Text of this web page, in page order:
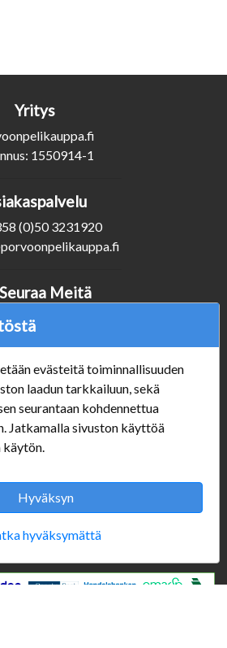
Yritys
1550914-1
(0)50 3231920
ja toimitusehdot
TUOTTEET
Aukioloajat:
Seuraa Meitä
evästeitä toiminnallisuuden
laadun tarkkailuun, sekä
seurantaan kohdennettua
Jatkamalla sivuston käyttöä
käytön.
Hyväksyn
hyväksymättä